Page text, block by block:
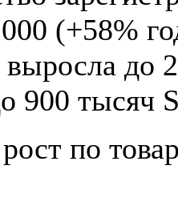
(+58%
до
900 тысяч
по